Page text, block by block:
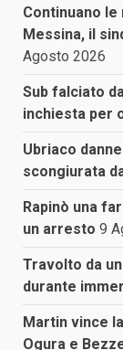
Continuano
Messina, il
Agosto 2026
Sub falciato
inchiesta per
Ubriaco
scongiurata
Rapinò una
un arresto 9
Travolto da
durante
Martin vince
Ogura e